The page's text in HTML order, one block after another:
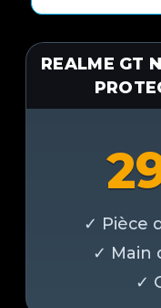
REALME GT